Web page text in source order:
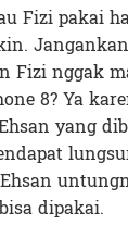
Fizi pakai
Fizi nggak
8? Ya
yang
dipakai.